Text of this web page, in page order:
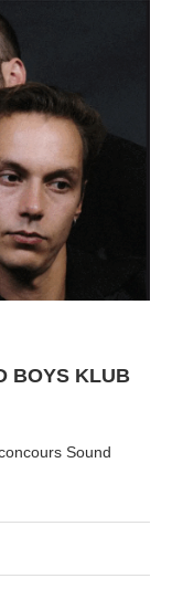
BOYS KLUB
Sound